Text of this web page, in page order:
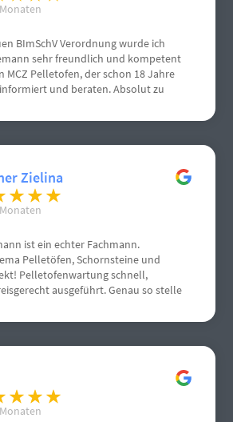
BImSchV Verordnung wurde ich
sehr freundlich und kompetent
MCZ Pelletofen, der schon 18 Jahre
und beraten. Absolut zu
Zielina
ist ein echter Fachmann.
Pelletöfen, Schornsteine und
Pelletofenwartung schnell,
ausgeführt. Genau so stelle